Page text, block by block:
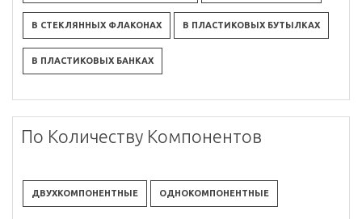
В СТЕКЛЯННЫХ ФЛАКОНАХ В ПЛАСТИКОВЫХ БУТЫЛКАХ
В ПЛАСТИКОВЫХ БАНКАХ
По Количеству Компонентов
ДВУХКОМПОНЕНТНЫЕ ОДНОКОМПОНЕНТНЫЕ